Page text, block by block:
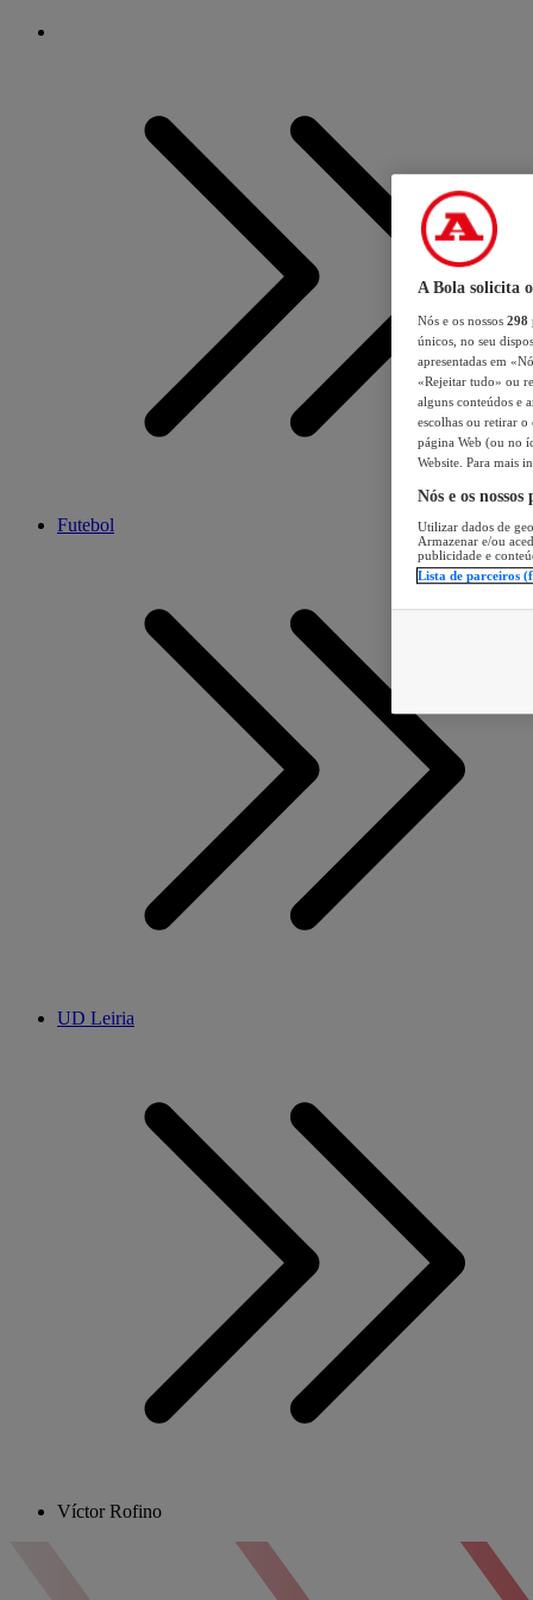
Futebol
UD Leiria
Víctor Rofino
A Bola solicita
Nós e os nossos 298
únicos, no seu
apresentadas em
«Rejeitar tudo» ou
alguns conteúdos e
escolhas ou retirar
página Web (ou no
Website. Para mais
Nós e os
Utilizar dados de
Armazenar e/ou
publicidade e
Lista de parceiros